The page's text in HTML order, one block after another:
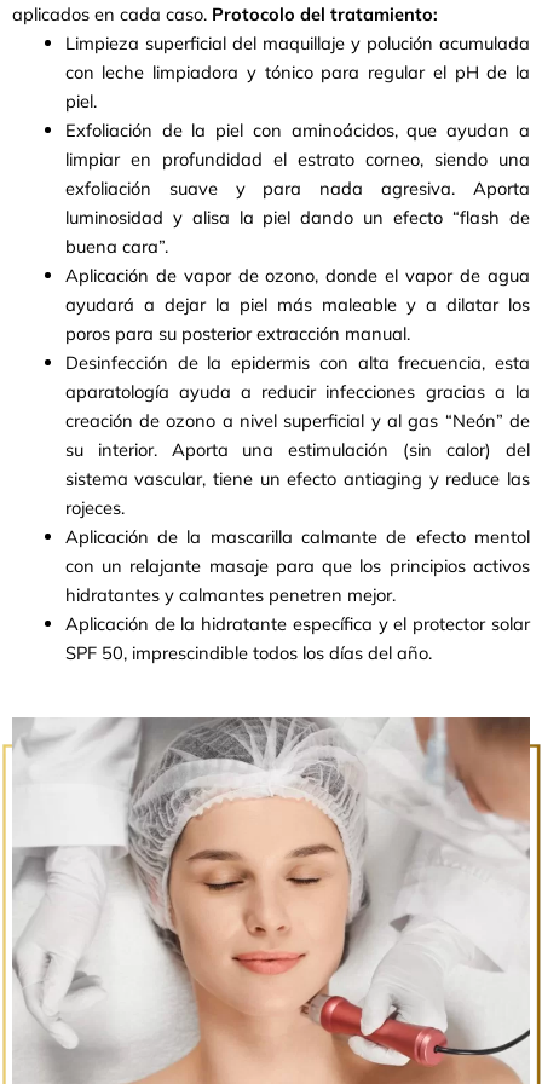
aplicados en cada caso. Protocolo del tratamiento:
Limpieza superficial del maquillaje y polución acumulada
con leche limpiadora y tónico para regular el pH de la
piel.
Exfoliación de la piel con aminoácidos, que ayudan a
limpiar en profundidad el estrato corneo, siendo una
exfoliación suave y para nada agresiva. Aporta
luminosidad y alisa la piel dando un efecto “flash de
buena cara”.
Aplicación de vapor de ozono, donde el vapor de agua
ayudará a dejar la piel más maleable y a dilatar los
poros para su posterior extracción manual.
Desinfección de la epidermis con alta frecuencia, esta
aparatología ayuda a reducir infecciones gracias a la
creación de ozono a nivel superficial y al gas “Neón” de
su interior. Aporta una estimulación (sin calor) del
sistema vascular, tiene un efecto antiaging y reduce las
rojeces.
Aplicación de la mascarilla calmante de efecto mentol
con un relajante masaje para que los principios activos
hidratantes y calmantes penetren mejor.
Aplicación de la hidratante específica y el protector solar
SPF 50, imprescindible todos los días del año.